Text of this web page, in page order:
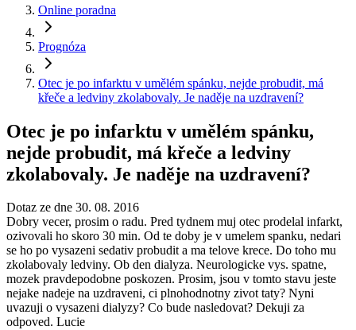
Online poradna
Prognóza
Otec je po infarktu v umělém spánku, nejde probudit, má
křeče a ledviny zkolabovaly. Je naděje na uzdravení?
Otec je po infarktu v umělém spánku,
nejde probudit, má křeče a ledviny
zkolabovaly. Je naděje na uzdravení?
Dotaz ze dne 30. 08. 2016
Dobry vecer, prosim o radu. Pred tydnem muj otec prodelal infarkt,
ozivovali ho skoro 30 min. Od te doby je v umelem spanku, nedari
se ho po vysazeni sedativ probudit a ma telove krece. Do toho mu
zkolabovaly ledviny. Ob den dialyza. Neurologicke vys. spatne,
mozek pravdepodobne poskozen. Prosim, jsou v tomto stavu jeste
nejake nadeje na uzdraveni, ci plnohodnotny zivot taty? Nyni
uvazuji o vysazeni dialyzy? Co bude nasledovat? Dekuji za
odpoved. Lucie